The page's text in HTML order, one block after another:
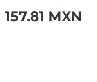
157.81 MXN